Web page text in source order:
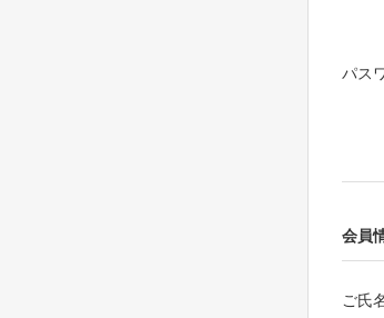
パス
会員
ご氏